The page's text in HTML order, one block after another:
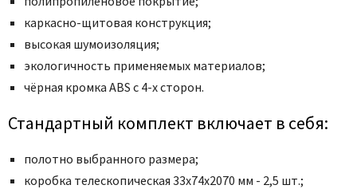
каркасно-щитовая конструкция;
высокая шумоизоляция;
экологичность применяемых материалов;
чёрная кромка ABS с 4-х сторон.
Стандартный комплект включает в себя:
полотно выбранного размера;
коробка телескопическая 33x74x2070 мм - 2,5 шт.;